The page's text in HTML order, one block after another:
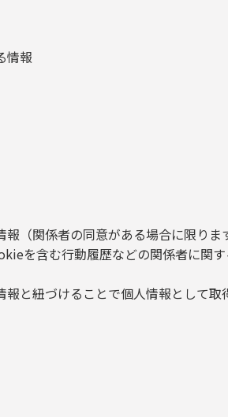
情報
関係者の同意がある場合に限りま
を含む行動履歴などの関係者に関
と紐づけることで個人情報として取